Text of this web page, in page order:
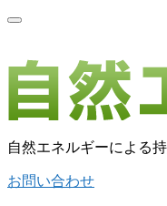
自然エネルギーによる
お問い合わせ